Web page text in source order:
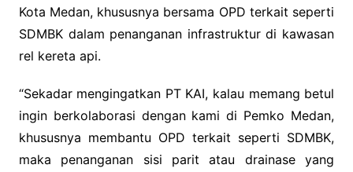
Kota Medan, khususnya bersama OPD terkait seperti
SDMBK dalam penanganan infrastruktur di kawasan
rel kereta api.
“Sekadar mengingatkan PT KAI, kalau memang betul
ingin berkolaborasi dengan kami di Pemko Medan,
khususnya membantu OPD terkait seperti SDMBK,
maka penanganan sisi parit atau drainase yang